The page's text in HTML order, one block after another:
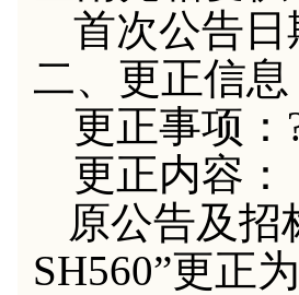
首次公告日
二、更正信息
更正事项：
更正内容：
原公告及招
SH560”更正